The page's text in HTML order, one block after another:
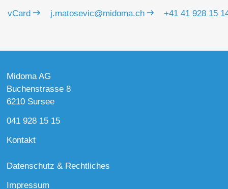
vCard j.matosevic@midoma.ch +41 41 928 15
Midoma AG
Buchenstrasse 8
6210 Sursee
041 928 15 15
Kontakt
Datenschutz & Rechtliches
Impressum